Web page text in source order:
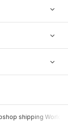
shipping